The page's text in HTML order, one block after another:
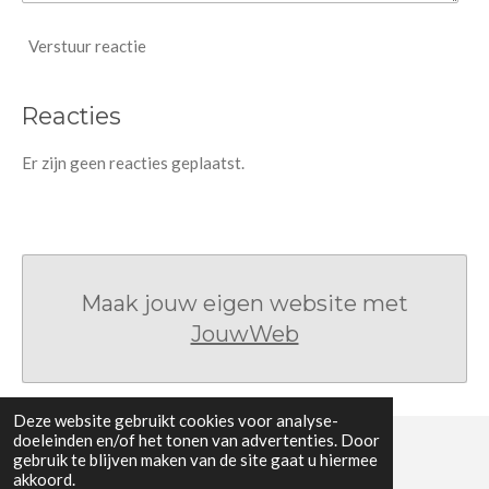
Deze website gebruikt cookies voor analyse-
doeleinden en/of het tonen van advertenties. Door
gebruik te blijven maken van de site gaat u hiermee
akkoord.
Verstuur reactie
Reacties
Er zijn geen reacties geplaatst.
Maak jouw eigen website met
JouwWeb
© 2019 - 2026 ANDERBREDA